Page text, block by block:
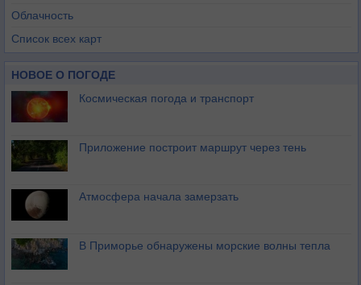
Облачность
Список всех карт
НОВОЕ О ПОГОДЕ
Космическая погода и транспорт
Приложение построит маршрут через тень
Атмосфера начала замерзать
В Приморье обнаружены морские волны тепла